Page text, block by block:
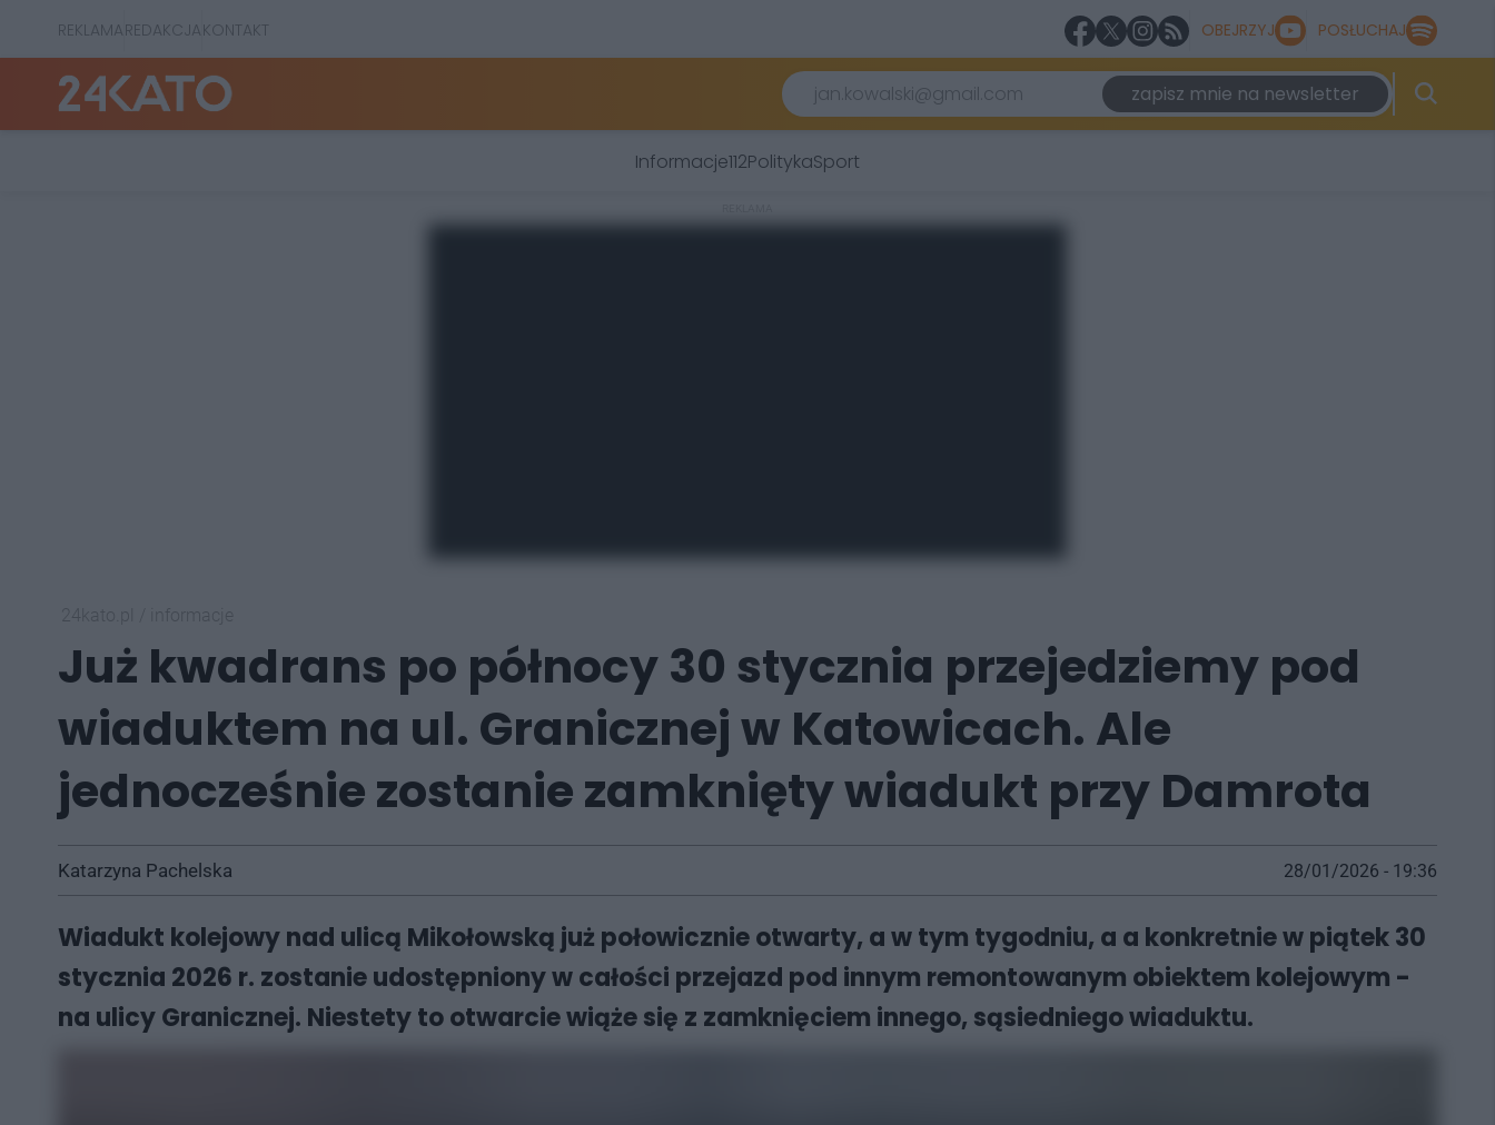
REKLAMAREDAKCJAKONTAKT OBEJRZYJ POSŁUCHAJ
zapisz mnie na newsletter
Informacje112PolitykaSport
Już kwadrans po północy 30 stycznia przejedziemy pod
wiaduktem na ul. Granicznej w Katowicach. Ale
jednocześnie zostanie zamknięty wiadukt przy Damrota
Katarzyna Pachelska 28/01/2026 - 19:36
Wiadukt kolejowy nad ulicą Mikołowską już połowicznie otwarty, a w tym tygodniu, a a konkretnie w piątek 30
stycznia 2026 r. zostanie udostępniony w całości przejazd pod innym remontowanym obiektem kolejowym -
na ulicy Granicznej. Niestety to otwarcie wiąże się z zamknięciem innego, sąsiedniego wiaduktu.